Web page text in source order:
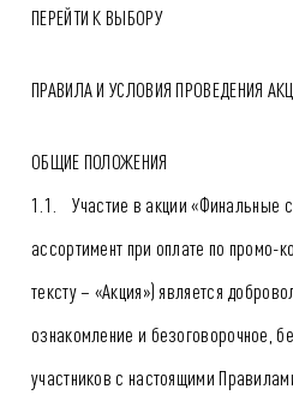
ПЕРЕЙТИ К ВЫБОРУ
ПРАВИЛА И УСЛОВИЯ ПРОВЕДЕНИЯ
ОБЩИЕ ПОЛОЖЕНИЯ
1.1. Участие в акции «Финальные
ассортимент при оплате по
тексту – «Акция») является
ознакомление и безоговорочное,
участников с настоящими